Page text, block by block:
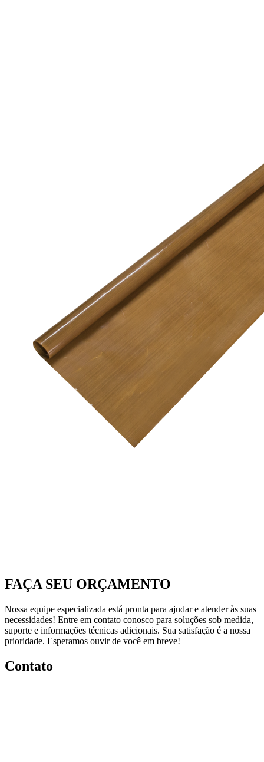
FAÇA SEU ORÇAMENTO
Nossa equipe especializada está pronta para ajudar e atender às suas
necessidades! Entre em contato conosco para soluções sob medida,
suporte e informações técnicas adicionais. Sua satisfação é a nossa
prioridade. Esperamos ouvir de você em breve!
Contato